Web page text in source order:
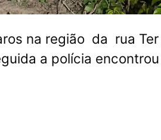
na região da rua Ter
a polícia